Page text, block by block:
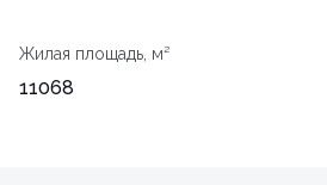
Жилая площадь, м²
11068